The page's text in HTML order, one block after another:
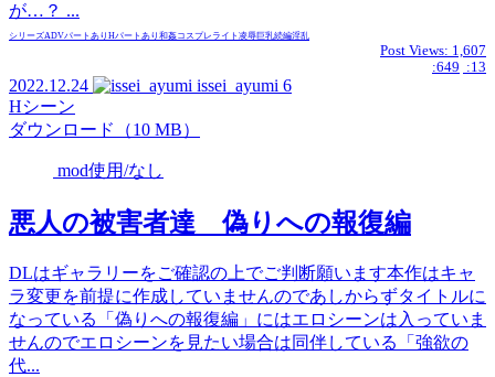
が…？ ...
シリーズADVパートあり Hパートあり 和姦コスプレ ライト 凌辱巨乳続編淫乱
Post Views: 1,607
:649 :13
2022.12.24 issei_ayumi 6
Hシーン
ダウンロード（10 MB）
mod使用/なし
悪人の被害者達 偽りへの報復編
DLはギャラリーをご確認の上でご判断願います本作はキャ
ラ変更を前提に作成していませんのであしからずタイトルに
なっている「偽りへの報復編」にはエロシーンは入っていま
せんのでエロシーンを見たい場合は同伴している「強欲の
代...